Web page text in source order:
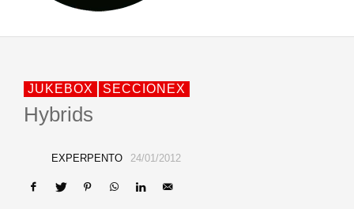
JUKEBOX SECCIONEX
Hybrids
EXPERPENTO 24/01/2012